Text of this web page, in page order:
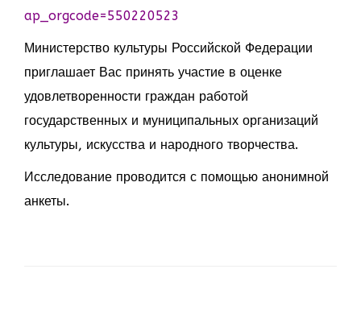
ap_orgcode=550220523
Министерство культуры Российской Федерации
приглашает Вас принять участие в оценке
удовлетворенности граждан работой
государственных и муниципальных организаций
культуры, искусства и народного творчества.
Исследование проводится с помощью анонимной
анкеты.